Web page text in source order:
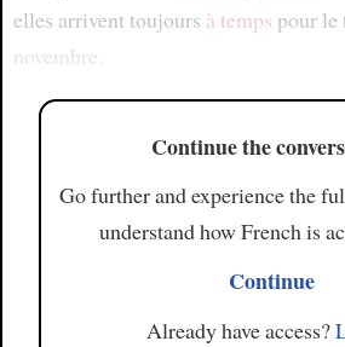
elles arrivent toujours à temps pour le
novembre.
Continue the
Go further and experience the
understand how French is
Continue
Already have access?